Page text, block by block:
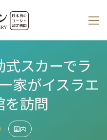
スカーでラ
家がイスラエ
を訪問
国内